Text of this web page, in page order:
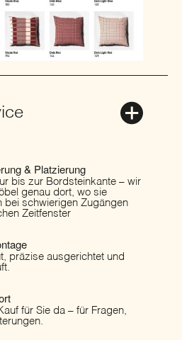
& Platzierung
bis zur Bordsteinkante – wir
genau dort, wo sie
bei schwierigen Zugängen
Zeitfenster
präzise ausgerichtet und
für Sie da – für Fragen,